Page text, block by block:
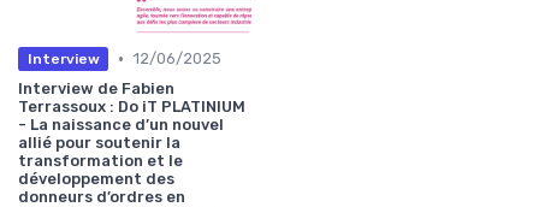
Interview • 12/06/2025
Interview de Fabien
Terrassoux : Do iT PLATINIUM
- La naissance d’un nouvel
allié pour soutenir la
transformation et le
développement des
donneurs d’ordres en